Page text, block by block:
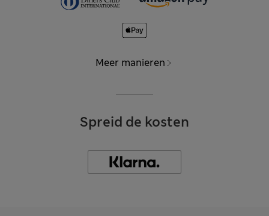
Meer manieren
Spreid de kosten